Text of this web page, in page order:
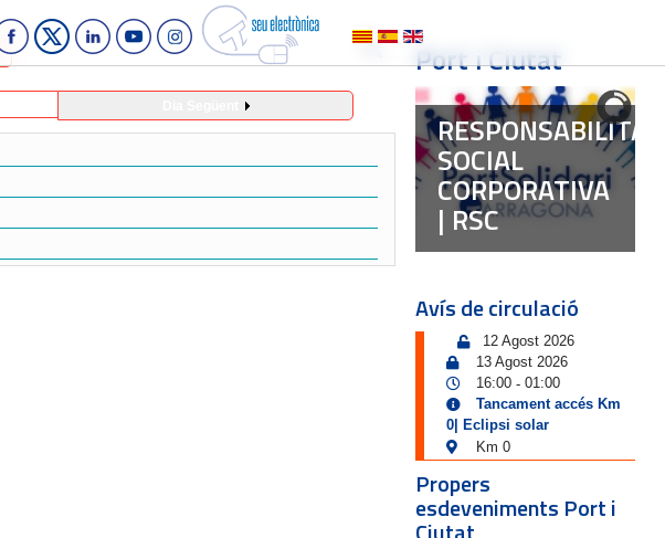
Port i Ciutat
RESPONSABILITAT
SOCIAL
CORPORATIVA
| RSC
Avís de circulació
12 Agost 2026
13 Agost 2026
16:00- 01:00
Tancament accés Km
0| Eclipsi solar
Km 0
Propers
esdeveniments Port i